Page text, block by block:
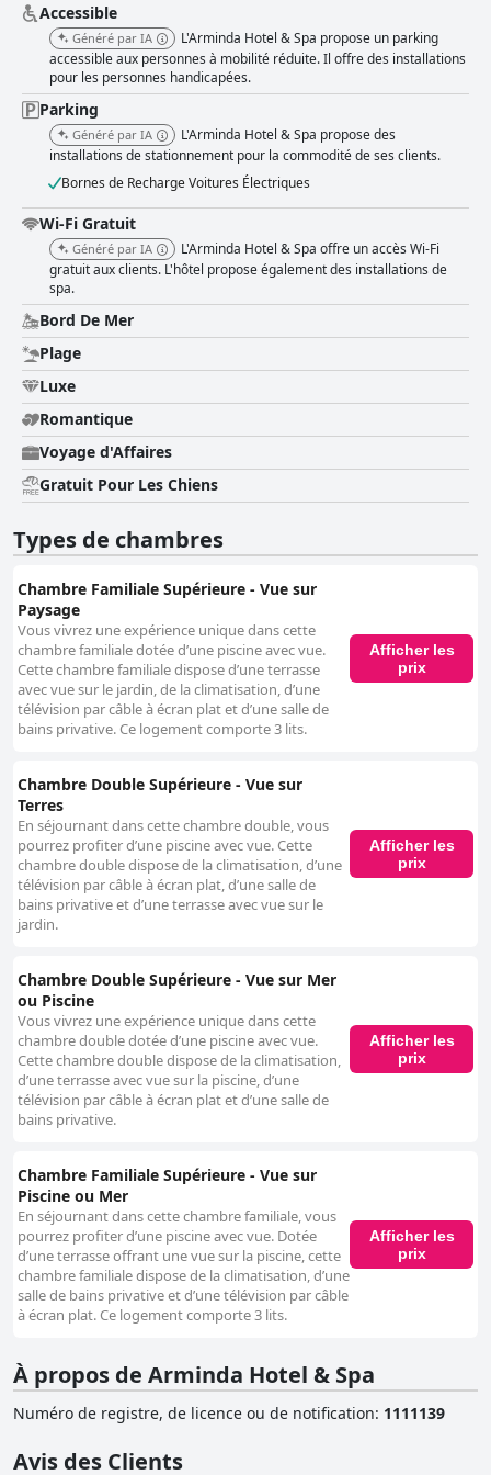
Accessible
Généré par IA
L'Arminda Hotel & Spa propose un parking
accessible aux personnes à mobilité réduite. Il offre des installations
pour les personnes handicapées.
Parking
Généré par IA
L'Arminda Hotel & Spa propose des
installations de stationnement pour la commodité de ses clients.
Bornes de Recharge Voitures Électriques
Wi-Fi Gratuit
Généré par IA
L'Arminda Hotel & Spa offre un accès Wi-Fi
gratuit aux clients. L'hôtel propose également des installations de
spa.
Bord De Mer
Plage
Luxe
Romantique
Voyage d'Affaires
Gratuit Pour Les Chiens
Types de chambres
Chambre Familiale Supérieure - Vue sur
Paysage
Vous vivrez une expérience unique dans cette
chambre familiale dotée d’une piscine avec vue.
Cette chambre familiale dispose d’une terrasse
avec vue sur le jardin, de la climatisation, d’une
télévision par câble à écran plat et d’une salle de
bains privative. Ce logement comporte 3 lits.
Afficher les
prix
Chambre Double Supérieure - Vue sur
Terres
En séjournant dans cette chambre double, vous
pourrez profiter d’une piscine avec vue. Cette
chambre double dispose de la climatisation, d’une
télévision par câble à écran plat, d’une salle de
bains privative et d’une terrasse avec vue sur le
jardin.
Afficher les
prix
Chambre Double Supérieure - Vue sur Mer
ou Piscine
Vous vivrez une expérience unique dans cette
chambre double dotée d’une piscine avec vue.
Cette chambre double dispose de la climatisation,
d’une terrasse avec vue sur la piscine, d’une
télévision par câble à écran plat et d’une salle de
bains privative.
Afficher les
prix
Chambre Familiale Supérieure - Vue sur
Piscine ou Mer
En séjournant dans cette chambre familiale, vous
pourrez profiter d’une piscine avec vue. Dotée
d’une terrasse offrant une vue sur la piscine, cette
chambre familiale dispose de la climatisation, d’une
salle de bains privative et d’une télévision par câble
à écran plat. Ce logement comporte 3 lits.
Afficher les
prix
À propos de Arminda Hotel & Spa
Numéro de registre, de licence ou de notification: 1111139
Avis des Clients